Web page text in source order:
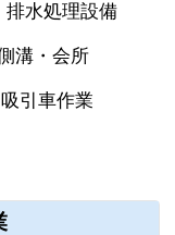
排水処理設備
溝・会所
引車作業